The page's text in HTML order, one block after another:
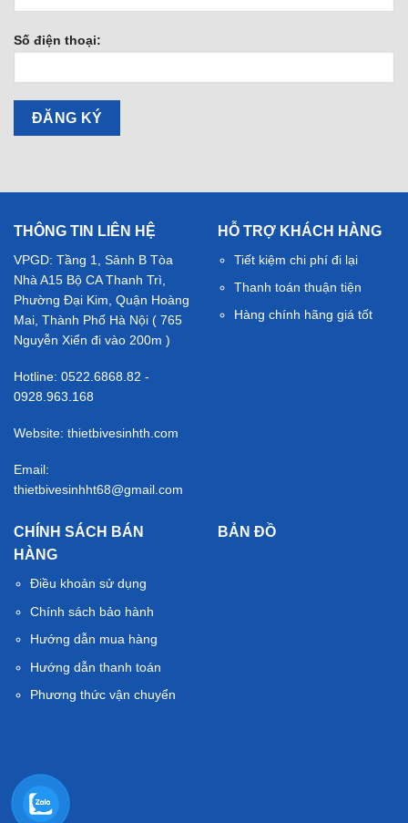
Số điện thoại:
THÔNG TIN LIÊN HỆ
VPGD: Tầng 1, Sảnh B Tòa
Nhà A15 Bộ CA Thanh Trì,
Phường Đại Kim, Quận Hoàng
Mai, Thành Phố Hà Nội ( 765
Nguyễn Xiển đi vào 200m )
Hotline: 0522.6868.82 -
0928.963.168
Website: thietbivesinhth.com
Email:
thietbivesinhht68@gmail.com
HỖ TRỢ KHÁCH HÀNG
Tiết kiệm chi phí đi lại
Thanh toán thuận tiện
Hàng chính hãng giá tốt
CHÍNH SÁCH BÁN
HÀNG
Điều khoản sử dụng
Chính sách bảo hành
Hướng dẫn mua hàng
Hướng dẫn thanh toán
Phương thức vận chuyển
BẢN ĐỒ